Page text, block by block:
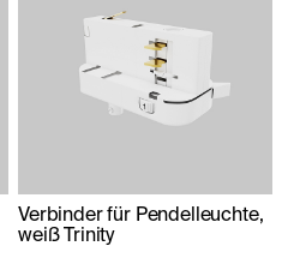
Verbinder für Pendelleuchte,
weiß Trinity